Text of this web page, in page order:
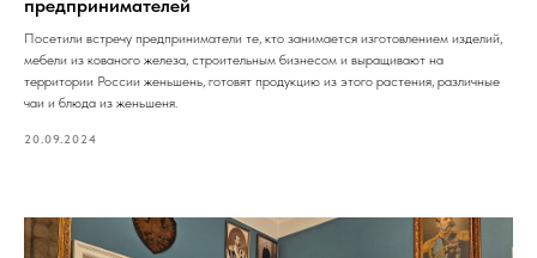
предпринимателей
Посетили встречу предприниматели те, кто занимается изготовлением изделий,
мебели из кованого железа, строительным бизнесом и выращивают на
территории России женьшень, готовят продукцию из этого растения, различные
чаи и блюда из женьшеня.
20.09.2024